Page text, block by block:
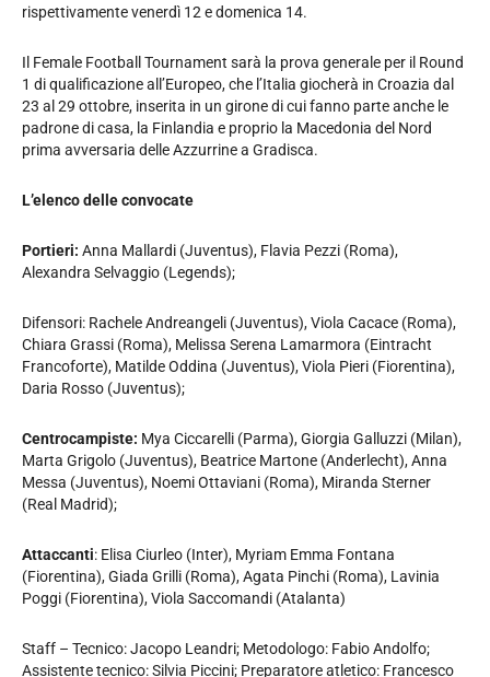
rispettivamente venerdì 12 e domenica 14.
Il Female Football Tournament sarà la prova generale per il Round
1 di qualificazione all’Europeo, che l’Italia giocherà in Croazia dal
23 al 29 ottobre, inserita in un girone di cui fanno parte anche le
padrone di casa, la Finlandia e proprio la Macedonia del Nord
prima avversaria delle Azzurrine a Gradisca.
L’elenco delle convocate
Portieri: Anna Mallardi (Juventus), Flavia Pezzi (Roma),
Alexandra Selvaggio (Legends);
Difensori: Rachele Andreangeli (Juventus), Viola Cacace (Roma),
Chiara Grassi (Roma), Melissa Serena Lamarmora (Eintracht
Francoforte), Matilde Oddina (Juventus), Viola Pieri (Fiorentina),
Daria Rosso (Juventus);
Centrocampiste: Mya Ciccarelli (Parma), Giorgia Galluzzi (Milan),
Marta Grigolo (Juventus), Beatrice Martone (Anderlecht), Anna
Messa (Juventus), Noemi Ottaviani (Roma), Miranda Sterner
(Real Madrid);
Attaccanti: Elisa Ciurleo (Inter), Myriam Emma Fontana
(Fiorentina), Giada Grilli (Roma), Agata Pinchi (Roma), Lavinia
Poggi (Fiorentina), Viola Saccomandi (Atalanta)
Staff – Tecnico: Jacopo Leandri; Metodologo: Fabio Andolfo;
Assistente tecnico: Silvia Piccini; Preparatore atletico: Francesco